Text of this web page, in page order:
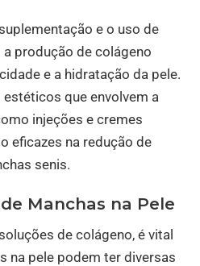
e o uso de
produção de colágeno
e a hidratação da pele.
que envolvem a
injeções e cremes
eficazes na redução de
senis.
Manchas na Pele
de colágeno, é vital
na pele podem ter diversas